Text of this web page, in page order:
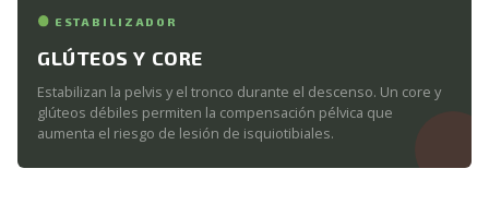
ESTABILIZADOR
GLÚTEOS Y CORE
Estabilizan la pelvis y el tronco durante el descenso. Un core y
glúteos débiles permiten la compensación pélvica que
aumenta el riesgo de lesión de isquiotibiales.